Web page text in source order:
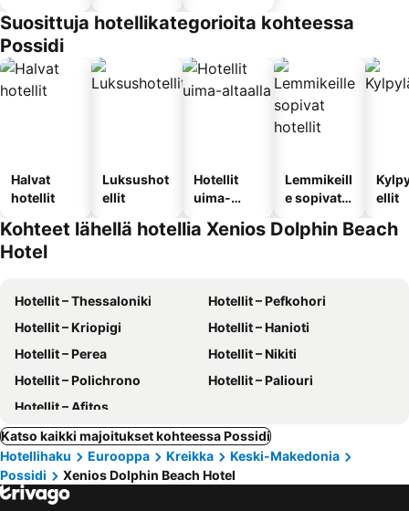
Suosittuja hotellikategorioita kohteessa
Possidi
Halvat
hotellit
Luksushot
ellit
Hotellit
uima-
Lemmikeill
e sopivat
ellit
Kohteet lähellä hotellia Xenios Dolphin Beach
Hotel
Hotellit – Thessaloniki
Hotellit – Pefkohori
Hotellit – Kriopigi
Hotellit – Hanioti
Hotellit – Perea
Hotellit – Nikiti
Hotellit – Polichrono
Hotellit – Paliouri
Hotellit – Afitos
Katso kaikki majoitukset kohteessa Possidi
Hotellihaku
Eurooppa Kreikka
Keski-Makedonia
Possidi
Xenios Dolphin Beach Hotel